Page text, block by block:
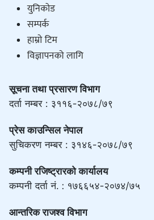
युनिकाेड
सम्पर्क
हाम्राे टिम
विज्ञापनको लागि
सूचना तथा प्रसारण विभाग
दर्ता नम्बर : ३११६-२०७८/७९
प्रेस काउन्सिल नेपाल
सुचिकरण नम्बर : ३१४६-२०७८/७९
कम्पनी रजिष्ट्रारको कार्यालय
कम्पनी दर्ता नं. : १७६६५४-२०७४/७५
आन्तरिक राजश्व विभाग